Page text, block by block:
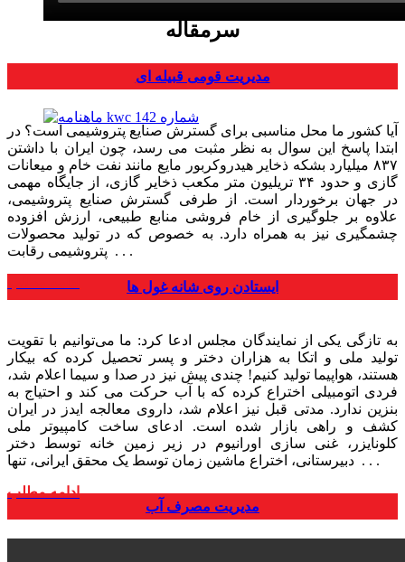
سرمقاله
مدیریت قومی قبیله ای
آیا کشور ما محل مناسبی برای گسترش صنایع پتروشیمی است؟ در
ابتدا پاسخ این سوال به نظر مثبت می رسد، چون ایران با داشتن
۸۳۷ میلیارد بشکه ذخایر هیدروکربور مایع مانند نفت خام و میعانات
گازی و حدود ۳۴ تریلیون متر مکعب ذخایر گازی، از جایگاه مهمی
در جهان برخوردار است. از طرفی گسترش صنایع پتروشیمی،
علاوه بر جلوگیری از خام فروشی منابع طبیعی، ارزش افزوده
چشمگیری نیز به همراه دارد. به خصوص که در تولید محصولات
پتروشیمی رقابت . . .
ایستادن روی شانه غول ها
به تازگی یکی از نمایندگان مجلس ادعا کرد: ما می‌توانیم با تقویت
تولید ملی و اتکا به هزاران دختر و پسر تحصیل کرده که بیکار
هستند، هواپیما تولید کنیم! چندی پیش نیز در صدا و سیما اعلام شد،
فردی اتومبیلی اختراع کرده که با آب حرکت می کند و احتیاج به
بنزین ندارد. مدتی قبل نیز اعلام شد، داروی معالجه ایدز در ایران
کشف و راهی بازار شده است. ادعای ساخت کامپیوتر ملی
کلونایزر، غنی سازی اورانیوم در زیر زمین خانه توسط دختر
دبیرستانی، اختراع ماشین زمان توسط یک محقق ایرانی، تنها . . .
ادامه مطلب
مدیریت مصرف آب